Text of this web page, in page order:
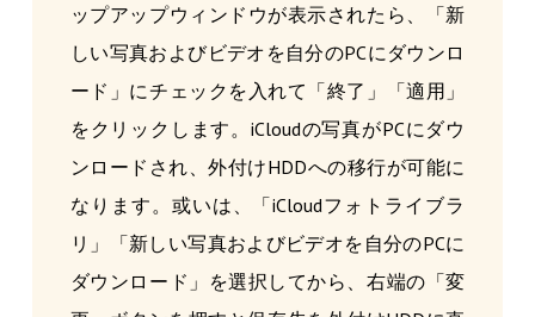
ップアップウィンドウが表示されたら、「新
しい写真およびビデオを自分のPCにダウンロ
ード」にチェックを入れて「終了」「適用」
をクリックします。iCloudの写真がPCにダウ
ンロードされ、外付けHDDへの移行が可能に
なります。或いは、「iCloudフォトライブラ
リ」「新しい写真およびビデオを自分のPCに
ダウンロード」を選択してから、右端の「変